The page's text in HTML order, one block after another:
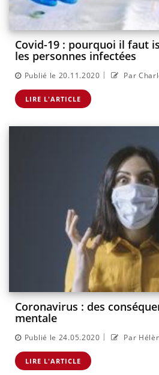
Covid-19 : pourquoi il faut
les personnes infectées
Publié le 20.11.2020 | Par
LIRE L'ARTICLE
Coronavirus : des
mentale
Publié le 24.05.2020 | Par
LIRE L'ARTICLE